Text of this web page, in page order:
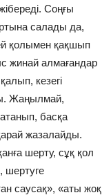
Соңғы
салады да,
қолымен қақшып
жинай алмағандар
кезегі
Жаңылмай,
басқа
жазалайды.
шерту, сұқ қол
шертуге
саусақ», «аты жоқ